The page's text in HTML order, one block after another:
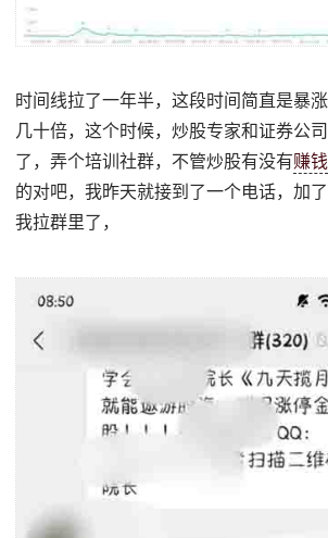
时间线拉了一年半，这段时间简直是暴
几十倍，这个时候，炒股专家和证券公
了，弄个培训社群，不管炒股有没有赚钱
的对吧，我昨天就接到了一个电话，加了
我拉群里了，